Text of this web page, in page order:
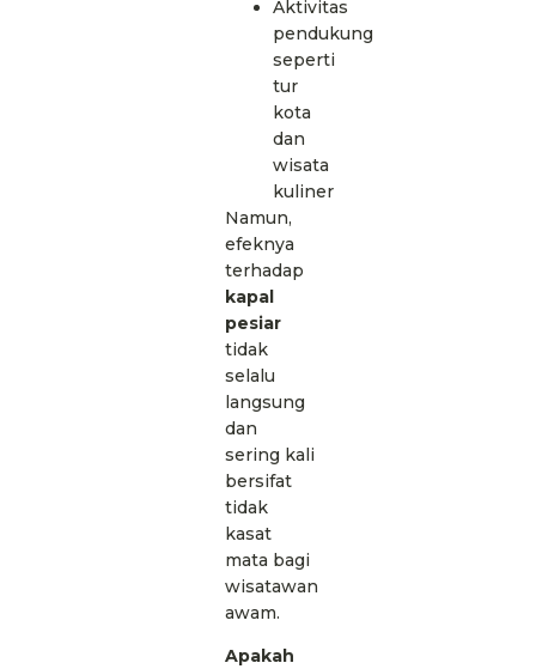
Aktivitas
pendukung
seperti
tur
kota
dan
wisata
kuliner
Namun,
efeknya
terhadap
kapal
pesiar
tidak
selalu
langsung
dan
sering kali
bersifat
tidak
kasat
mata bagi
wisatawan
awam.
Apakah